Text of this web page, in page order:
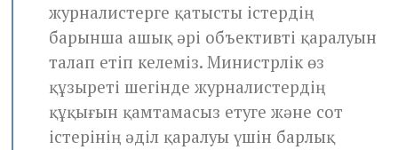
журналистерге қатысты істердің
барынша ашық әрі объективті қаралуын
талап етіп келеміз. Министрлік өз
құзыреті шегінде журналистердің
құқығын қамтамасыз етуге және сот
істерінің әділ қаралуы үшін барлық